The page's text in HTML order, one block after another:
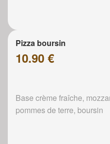
Pizza boursin
10.90 €
Base crème fraîche,
pommes de terre, boursin